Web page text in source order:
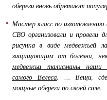
обереги вновь обретают
Мастер класс по
СВО организовали и провели
рисунка в виде медвежьей
защищающим от болезни,
медвежьи талисманы наши
самого Велеса. … Вещи,
мощные обереги по своей силе.